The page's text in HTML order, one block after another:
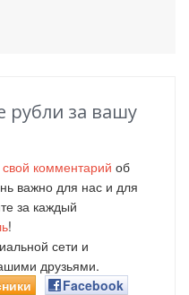
рубли за вашу
свой комментарий об
важно для нас и для
за каждый
!
сети и
друзьями.
Facebook